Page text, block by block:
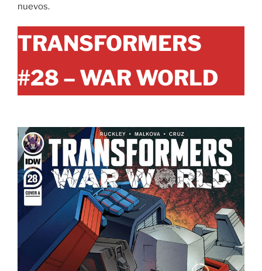
nuevos.
TRANSFORMERS
#28 – WAR WORLD